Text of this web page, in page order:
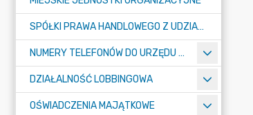
SPÓŁKI PRAWA HANDLOWEGO Z UDZIAŁEM GMINY
NUMERY TELEFONÓW DO URZĘDU MIASTA, MIEJSKICH JEDNOSTEK ORGANIZACYJNYCH ORAZ SPÓŁEK PRAWA HANDLOWEGO Z UDZIAŁEM GMINY
DZIAŁALNOŚĆ LOBBINGOWA
OŚWIADCZENIA MAJĄTKOWE